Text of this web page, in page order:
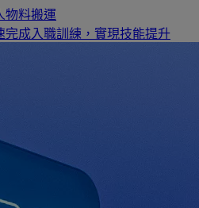
物料搬運
完成入職訓練，實現技能提升